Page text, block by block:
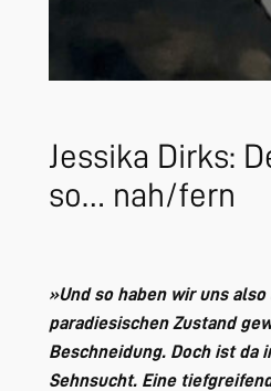
Jessika Dirks:
so… nah/fern
»Und so haben wir uns also
paradiesischen Zustand
Beschneidung. Doch ist da
Sehnsucht. Eine